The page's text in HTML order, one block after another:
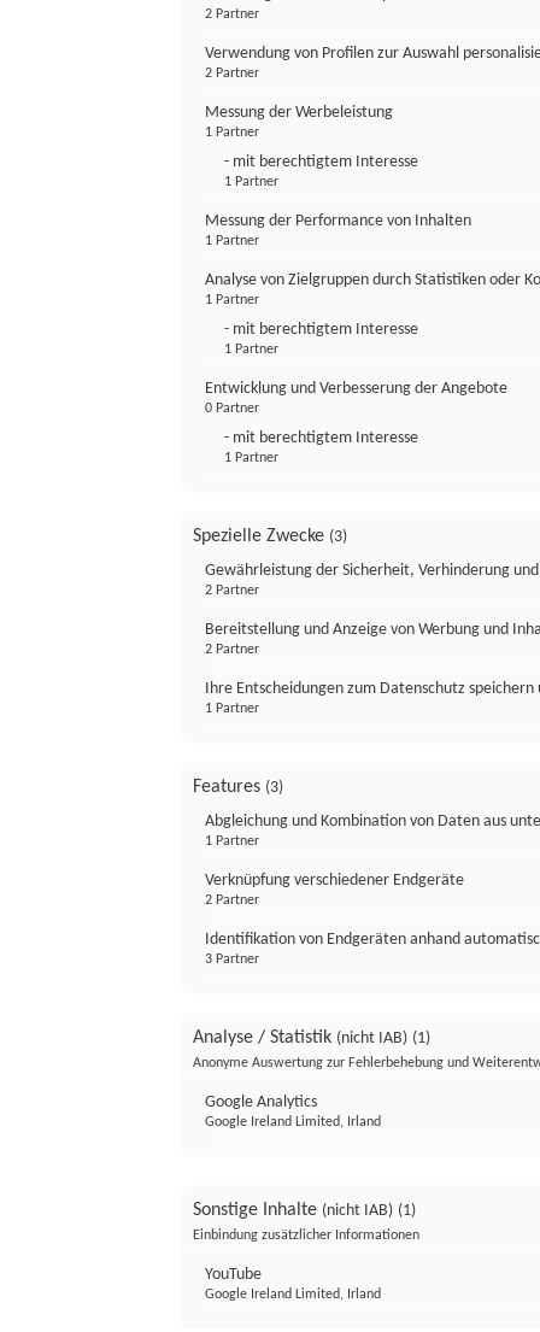
2 Partner
Verwendung von Profilen zur Auswahl
2 Partner
Messung der Werbeleistung
1 Partner
- mit berechtigtem Interesse
1 Partner
Messung der Performance von Inhalten
1 Partner
Analyse von Zielgruppen durch Statistiken oder
1 Partner
- mit berechtigtem Interesse
1 Partner
Entwicklung und Verbesserung der Angebote
0 Partner
- mit berechtigtem Interesse
1 Partner
Spezielle Zwecke (3)
Gewährleistung der Sicherheit, Verhinderung
2 Partner
Bereitstellung und Anzeige von Werbung und
2 Partner
Ihre Entscheidungen zum Datenschutz
1 Partner
Features (3)
Abgleichung und Kombination von Daten aus
1 Partner
Verknüpfung verschiedener Endgeräte
2 Partner
Identifikation von Endgeräten anhand
3 Partner
Analyse / Statistik (nicht IAB) (1)
Anonyme Auswertung zur Fehlerbehebung und
Google Analytics
Google Ireland Limited, Irland
Sonstige Inhalte (nicht IAB) (1)
Einbindung zusätzlicher Informationen
YouTube
Google Ireland Limited, Irland